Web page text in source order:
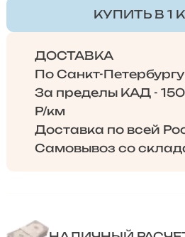
КУПИТЬ В 1
ДОСТАВКА
По Санкт-
За пределы КАД -
Р/км
Доставка по всей
Самовывоз со